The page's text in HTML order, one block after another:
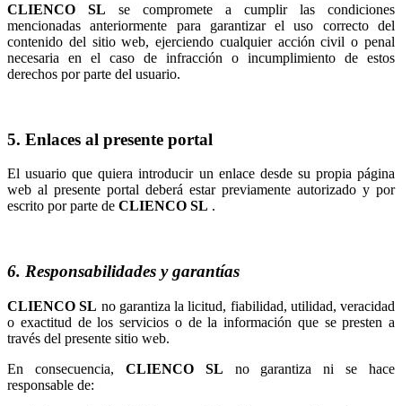
se compromete a cumplir las condiciones
mencionadas anteriormente para garantizar el uso correcto del
contenido del sitio web, ejerciendo cualquier acción civil o penal
necesaria en el caso de infracción o incumplimiento de estos
derechos por parte del usuario.
5. Enlaces al presente portal
El usuario que quiera introducir un enlace desde su propia página
web al presente portal deberá estar previamente autorizado y por
escrito por parte de
.
6. Responsabilidades y garantías
no garantiza la licitud, fiabilidad, utilidad, veracidad
o exactitud de los servicios o de la información que se presten a
través del presente sitio web.
En consecuencia,
no garantiza ni se hace
responsable de: